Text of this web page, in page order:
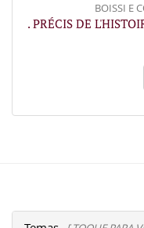
BOISSI E
. PRÉCIS DE